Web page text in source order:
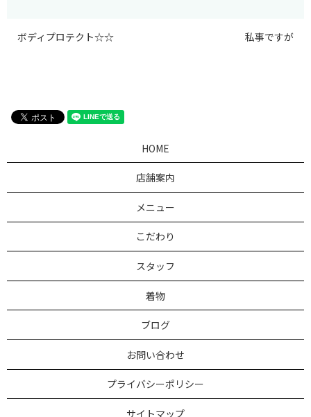
ボディプロテクト☆☆ 私事ですが
HOME
店舗案内
メニュー
こだわり
スタッフ
着物
ブログ
お問い合わせ
プライバシーポリシー
サイトマップ